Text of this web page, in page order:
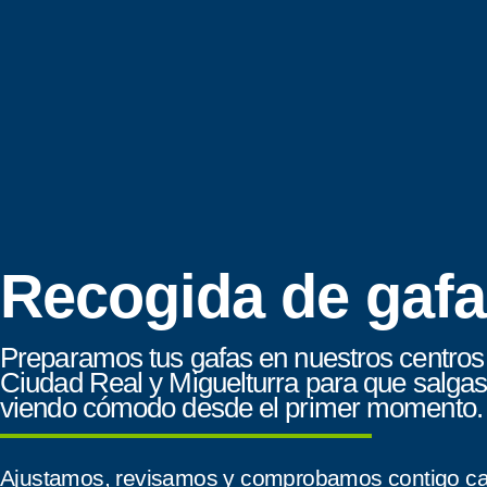
Recogida de
Preparamos tus gafas en nuestros
Ciudad Real y Miguelturra para que salgas
viendo cómodo desde el primer momento.
Ajustamos, revisamos y comprobamos contigo